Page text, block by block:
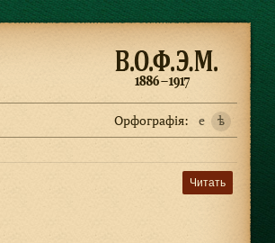
Орфографiя: e ѣ
Читать